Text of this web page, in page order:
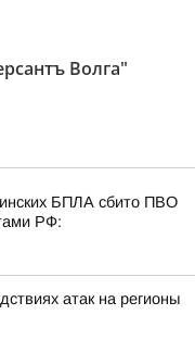
Волга"
БПЛА сбито ПВО
РФ:
атак на регионы